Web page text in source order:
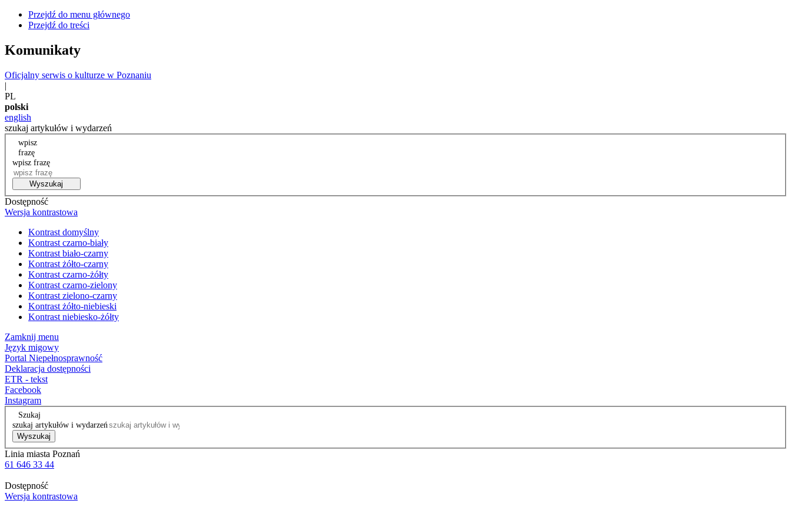
Przejdź do menu głównego
Przejdź do treści
Komunikaty
Oficjalny serwis o kulturze w Poznaniu
|
PL
polski
english
szukaj artykułów i wydarzeń
wpisz
frazę
wpisz frazę
Wyszukaj
Dostępność
Wersja kontrastowa
Kontrast domyślny
Kontrast czarno-biały
Kontrast biało-czarny
Kontrast żółto-czarny
Kontrast czarno-żółty
Kontrast czarno-zielony
Kontrast zielono-czarny
Kontrast żółto-niebieski
Kontrast niebiesko-żółty
Zamknij menu
Język migowy
Portal Niepełnosprawność
Deklaracja dostępności
ETR - tekst
Facebook
Instagram
Szukaj
szukaj artykułów i wydarzeń
Wyszukaj
Linia miasta Poznań
61 646 33 44
Dostępność
Wersja kontrastowa